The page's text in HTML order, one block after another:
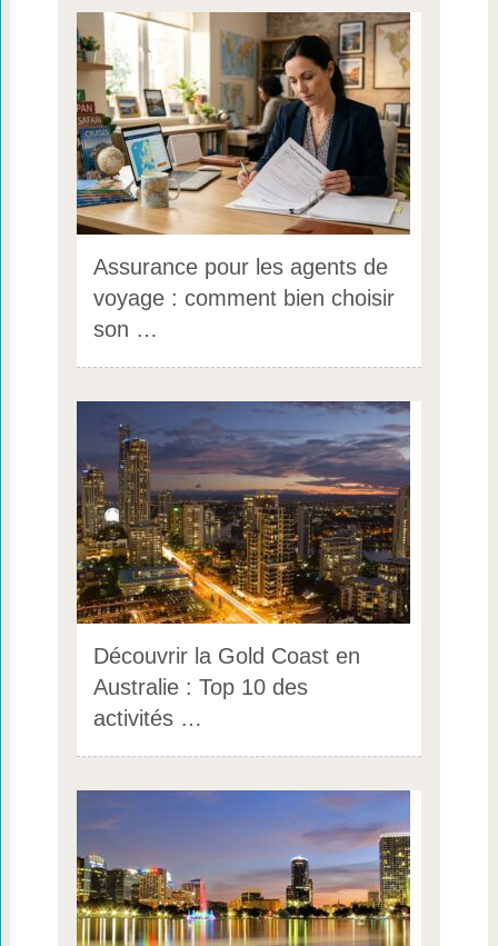
Assurance pour les agents de
voyage : comment bien choisir
son …
Découvrir la Gold Coast en
Australie : Top 10 des
activités …